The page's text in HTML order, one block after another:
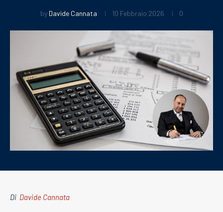
by Davide Cannata 10 Febbraio 2026 0
Di Davide Cannata